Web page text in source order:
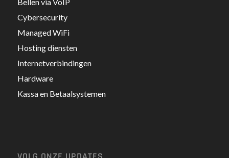
Cybersecurity
Managed WiFi
Hosting diensten
Internetverbindingen
Hardware
Kassa en Betaalsystemen